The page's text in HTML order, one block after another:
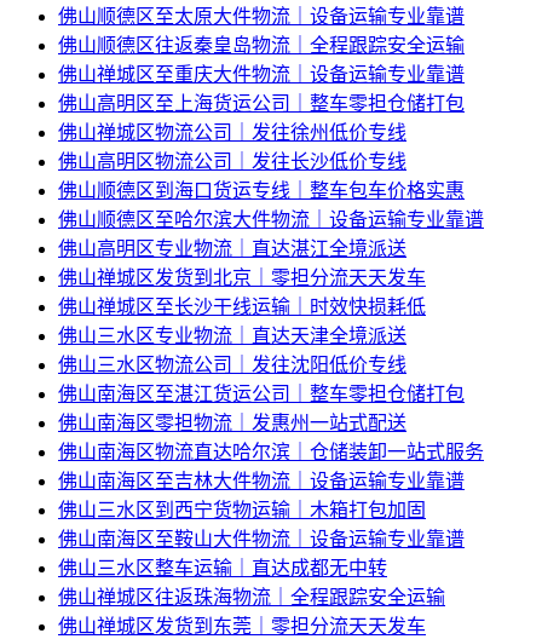
佛山顺德区至太原大件物流｜设备运输专业靠谱
佛山顺德区往返秦皇岛物流｜全程跟踪安全运输
佛山禅城区至重庆大件物流｜设备运输专业靠谱
佛山高明区至上海货运公司｜整车零担仓储打包
佛山禅城区物流公司｜发往徐州低价专线
佛山高明区物流公司｜发往长沙低价专线
佛山顺德区到海口货运专线｜整车包车价格实惠
佛山顺德区至哈尔滨大件物流｜设备运输专业靠谱
佛山高明区专业物流｜直达湛江全境派送
佛山禅城区发货到北京｜零担分流天天发车
佛山禅城区至长沙干线运输｜时效快损耗低
佛山三水区专业物流｜直达天津全境派送
佛山三水区物流公司｜发往沈阳低价专线
佛山南海区至湛江货运公司｜整车零担仓储打包
佛山南海区零担物流｜发惠州一站式配送
佛山南海区物流直达哈尔滨｜仓储装卸一站式服务
佛山南海区至吉林大件物流｜设备运输专业靠谱
佛山三水区到西宁货物运输｜木箱打包加固
佛山南海区至鞍山大件物流｜设备运输专业靠谱
佛山三水区整车运输｜直达成都无中转
佛山禅城区往返珠海物流｜全程跟踪安全运输
佛山禅城区发货到东莞｜零担分流天天发车